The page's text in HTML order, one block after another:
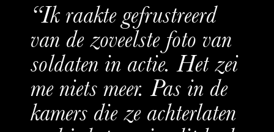
“Ik raakte gefrustreerd
van de zoveelste foto van
soldaten in actie. Het zei
me niets meer. Pas in de
kamers die ze achterlaten